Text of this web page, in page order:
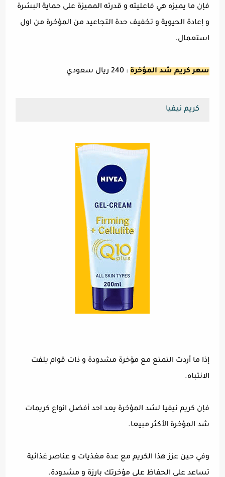
فإن ما يميزه هي فاعليته و قدرته المميزة على حماية البشرة
و إعادة الحيوية و تخفيف حدة التجاعيد من المؤخرة من اول
استعمال.
سعر كريم شد المؤخرة : 240 ريال سعودي
كريم نيفيا
إذا ما أردت التمتع مع مؤخرة مشدودة و ذات قوام يلفت
الانتباه.
فإن كريم نيفيا لشد المؤخرة يعد احد أفضل انواع كريمات
شد المؤخرة الأكثر مبيعا.
وفي حين عزز هذا الكريم مع عدة مغذيات و عناصر غذائية
تساعد على الحفاظ على مؤخرتك بارزة و مشدودة.